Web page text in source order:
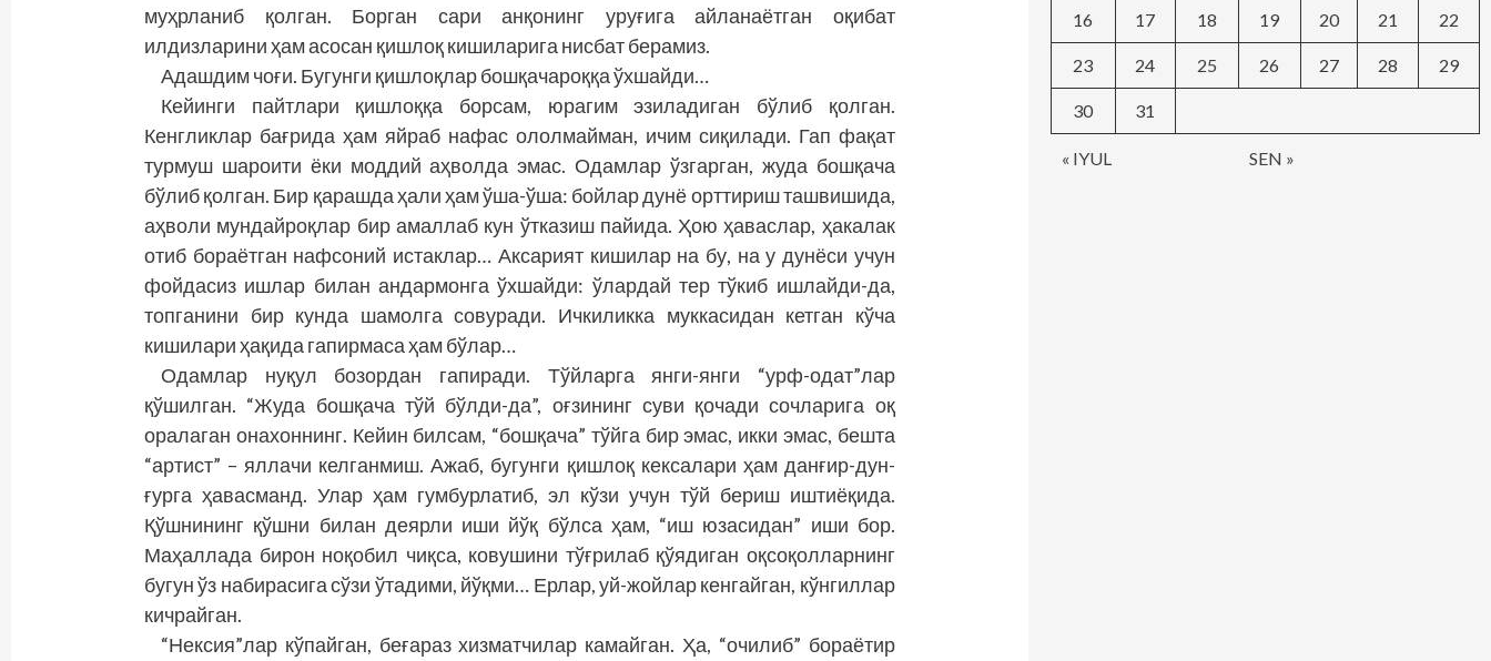
муҳрланиб қолган. Борган сари анқонинг уруғига айланаётган оқибат
илдизларини ҳам асосан қишлоқ кишиларига нисбат берамиз.
Адашдим чоғи. Бугунги қишлоқлар бошқачароққа ўхшайди…
Кейинги пайтлари қишлоққа борсам, юрагим эзиладиган бўлиб қолган.
Кенгликлар бағрида ҳам яйраб нафас ололмайман, ичим сиқилади. Гап фақат
турмуш шароити ёки моддий аҳволда эмас. Одамлар ўзгарган, жуда бошқача
бўлиб қолган. Бир қарашда ҳали ҳам ўша-ўша: бойлар дунё орттириш ташвишида,
аҳволи мундайроқлар бир амаллаб кун ўтказиш пайида. Ҳою ҳаваслар, ҳакалак
отиб бораётган нафсоний истаклар… Аксарият кишилар на бу, на у дунёси учун
фойдасиз ишлар билан андармонга ўхшайди: ўлардай тер тўкиб ишлайди-да,
топганини бир кунда шамолга совуради. Ичкиликка муккасидан кетган кўча
кишилари ҳақида гапирмаса ҳам бўлар…
Одамлар нуқул бозордан гапиради. Тўйларга янги-янги “урф-одат”лар
қўшилган. “Жуда бошқача тўй бўлди-да”, оғзининг суви қочади сочларига оқ
оралаган онахоннинг. Кейин билсам, “бошқача” тўйга бир эмас, икки эмас, бешта
“артист” – яллачи келганмиш. Ажаб, бугунги қишлоқ кексалари ҳам данғир-дун­
ғурга ҳавасманд. Улар ҳам гумбурлатиб, эл кўзи учун тўй бериш иштиёқида.
Қўшнининг қўшни билан деярли иши йўқ бўлса ҳам, “иш юзасидан” иши бор.
Маҳаллада бирон ноқобил чиқса, ковушини тўғрилаб қўядиган оқсоқолларнинг
бугун ўз набирасига сўзи ўтадими, йўқми… Ерлар, уй-жойлар кенгайган, кўнгиллар
кичрайган.
“Нексия”лар кўпайган, беғараз хизматчилар камайган. Ҳа, “очилиб” бораётир
« IYUL SEN »
16 17 18 19 20 21 22
23 24 25 26 27 28 29
30 31